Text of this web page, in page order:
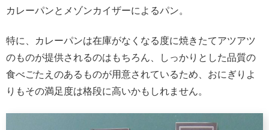
カレーパンとメゾンカイザーによるパン。
特に、カレーパンは在庫がなくなる度に焼きたてアツアツ
のものが提供されるのはもちろん、しっかりとした品質の
食べごたえのあるものが用意されているため、おにぎりよ
りもその満足度は格段に高いかもしれません。